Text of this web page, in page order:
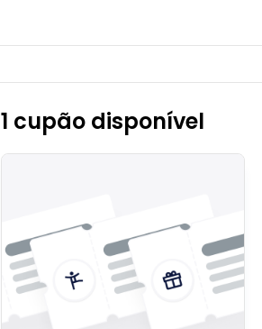
1 cupão disponível